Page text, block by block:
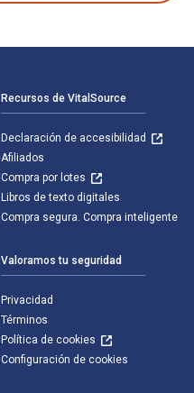
Recursos de VitalSource
Declaración de accesibilidad
Afiliados
Compra por lotes
Libros de texto digitales
Compra segura. Compra inteligente
Valoramos tu seguridad
Privacidad
Términos
Política de cookies
Configuración de cookies